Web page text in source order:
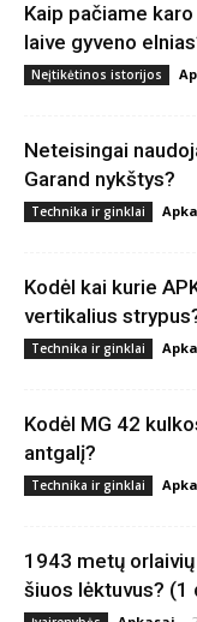
Kaip pačiame
laive gyveno
Neįtikėtinos istorijos
Neteisingai
Garand nykštys?
Technika ir ginklai
Kodėl kai kurie
vertikalius
Technika ir ginklai
Kodėl MG 42
antgalį?
Technika ir ginklai
1943 metų
šiuos lėktuvus? (1